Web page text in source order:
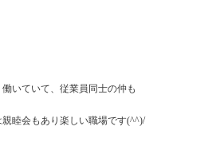
いていて、従業員同士の仲も
睦会もあり楽しい職場です(^^)/